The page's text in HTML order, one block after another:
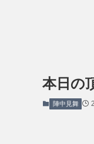
本日の
陣中見舞